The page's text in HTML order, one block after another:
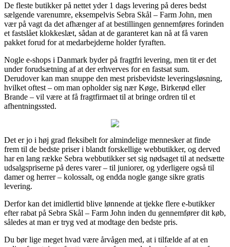
De fleste butikker på nettet yder 1 dags levering på deres bedst
sælgende varenumre, eksempelvis Sebra Skål – Farm John, men
vær på vagt da det afhænger af at bestillingen gennemføres forinden
et fastslået klokkeslæt, sådan at de garanteret kan nå at få varen
pakket forud for at medarbejderne holder fyraften.
Nogle e-shops i Danmark byder på fragtfri levering, men tit er det
under forudsætning af at der erhverves for en fastsat sum.
Derudover kan man snuppe den mest prisbevidste leveringsløsning,
hvilket oftest – om man opholder sig nær Køge, Birkerød eller
Brande – vil være at få fragtfirmaet til at bringe ordren til et
afhentningssted.
Det er jo i høj grad fleksibelt for almindelige mennesker at finde
frem til de bedste priser i blandt forskellige webbutikker, og derved
har en lang række Sebra webbutikker set sig nødsaget til at nedsætte
udsalgspriserne på deres varer – til juniorer, og yderligere også til
damer og herrer – kolossalt, og endda nogle gange sikre gratis
levering.
Derfor kan det imidlertid blive lønnende at tjekke flere e-butikker
efter rabat på Sebra Skål – Farm John inden du gennemfører dit køb,
således at man er tryg ved at modtage den bedste pris.
Du bør lige meget hvad være årvågen med, at i tilfælde af at en